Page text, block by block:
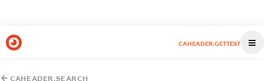
CAHEADER.GETTEST
CAHEADER.SEARCH